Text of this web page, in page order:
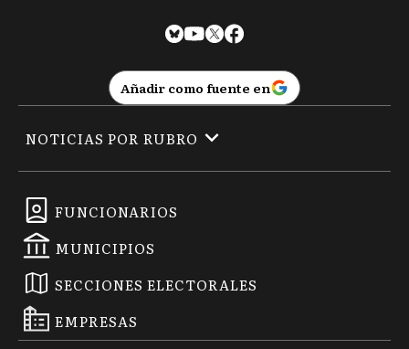
Añadir como fuente en
FUNCIONARIOS
MUNICIPIOS
SECCIONES ELECTORALES
EMPRESAS
NOTICIAS POR RUBRO